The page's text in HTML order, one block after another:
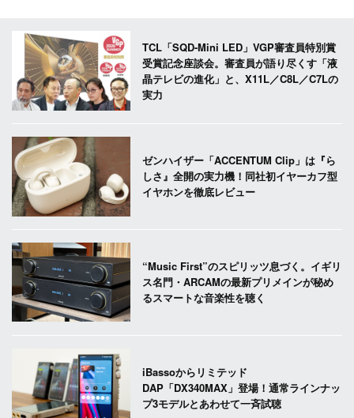
TCL「SQD-Mini LED」VGP審査員特別賞
受賞記念座談会。審査員が語り尽くす「液
晶テレビの進化」と、X11L／C8L／C7Lの
実力
ゼンハイザー「ACCENTUM Clip」は『ら
しさ』全開の実力機！同社初イヤーカフ型
イヤホンを徹底レビュー
“Music First”のスピリッツ息づく。イギリ
ス名門・ARCAMの最新プリメインが秘め
るスマートな音楽性を聴く
iBassoからリミテッド
DAP「DX340MAX」登場！通常ラインナッ
プ3モデルとあわせて一斉試聴